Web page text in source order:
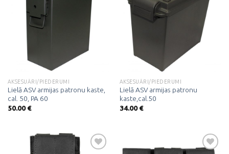
Pievienot
vēlmju
sarakstam
AKSESUĀRI/PIEDERUMI
Lielā ASV armijas patronu kaste,
cal. 50, PA 60
50.00€
Pievienot
vēlmju
sarakstam
AKSESUĀRI/PIEDERUMI
Lielā ASV armijas patronu
kaste,cal.50
34.00€